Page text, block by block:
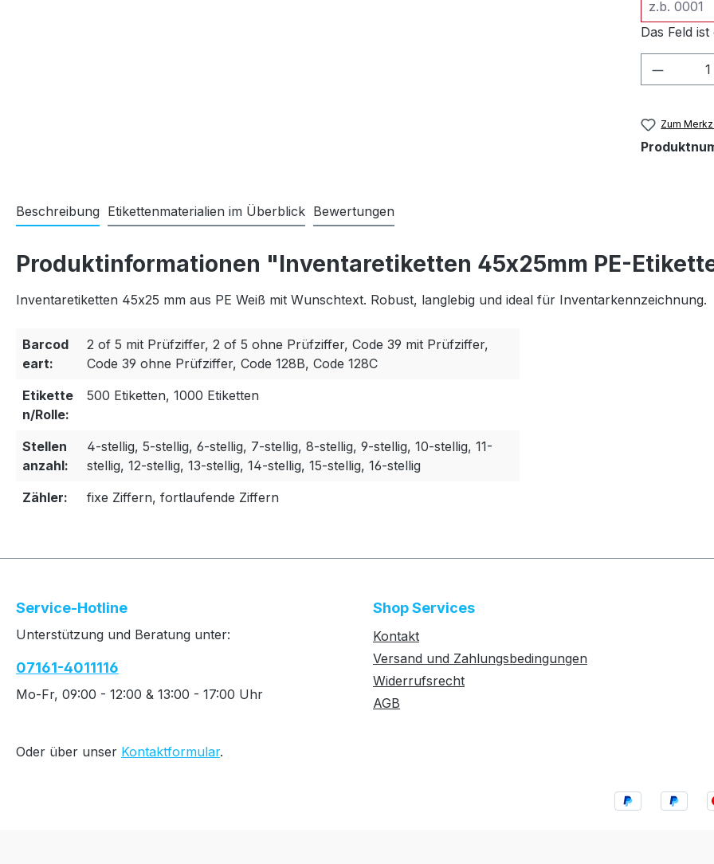
Das Feld
Zum
Beschreibung Etikettenmaterialien im Überblick Bewertungen
Produktinformationen "Inventaretiketten 45x25mm PE-
Inventaretiketten 45x25 mm aus PE Weiß mit Wunschtext. Robust, langlebig und ideal für Inventarkennzeichnung.
Barcod
eart:
2 of 5 mit Prüfziffer, 2 of 5 ohne Prüfziffer, Code 39 mit Prüfziffer,
Code 39 ohne Prüfziffer, Code 128B, Code 128C
Etikette
n/Rolle:
500 Etiketten, 1000 Etiketten
Stellen
anzahl:
4-stellig, 5-stellig, 6-stellig, 7-stellig, 8-stellig, 9-stellig, 10-stellig, 11-
stellig, 12-stellig, 13-stellig, 14-stellig, 15-stellig, 16-stellig
Zähler:
fixe Ziffern, fortlaufende Ziffern
Service-Hotline
Unterstützung und Beratung unter:
07161-4011116
Mo-Fr, 09:00 - 12:00 & 13:00 - 17:00 Uhr
Oder über unser Kontaktformular.
Shop Services
Kontakt
Versand und Zahlungsbedingungen
Widerrufsrecht
AGB